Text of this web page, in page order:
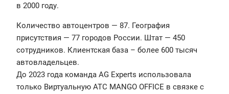
в 2000 году.
Количество автоцентров — 87. География
присутствия — 77 городов России. Штат — 450
сотрудников. Клиентская база – более 600 тысяч
автовладельцев.
До 2023 года команда AG Experts использовала
только Виртуальную АТС MANGO OFFICE в связке с